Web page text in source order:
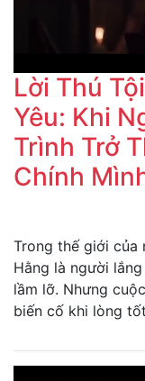
Lời Thú
Yêu: Khi
Trình Trở
Chính
Trong thế giới của
Hằng là người
lầm lỡ. Nhưng
biến cố khi lòng